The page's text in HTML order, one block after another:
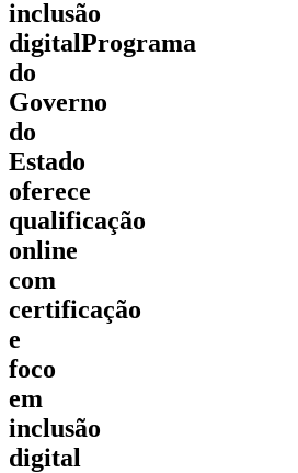
inclusão
digitalPrograma
do
Governo
do
Estado
oferece
qualificação
online
com
certificação
e
foco
em
inclusão
digital